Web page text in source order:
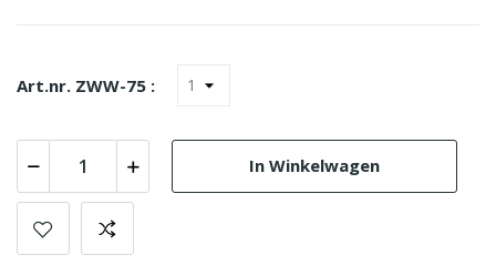
Art.nr. ZWW-75 :
In Winkelwagen